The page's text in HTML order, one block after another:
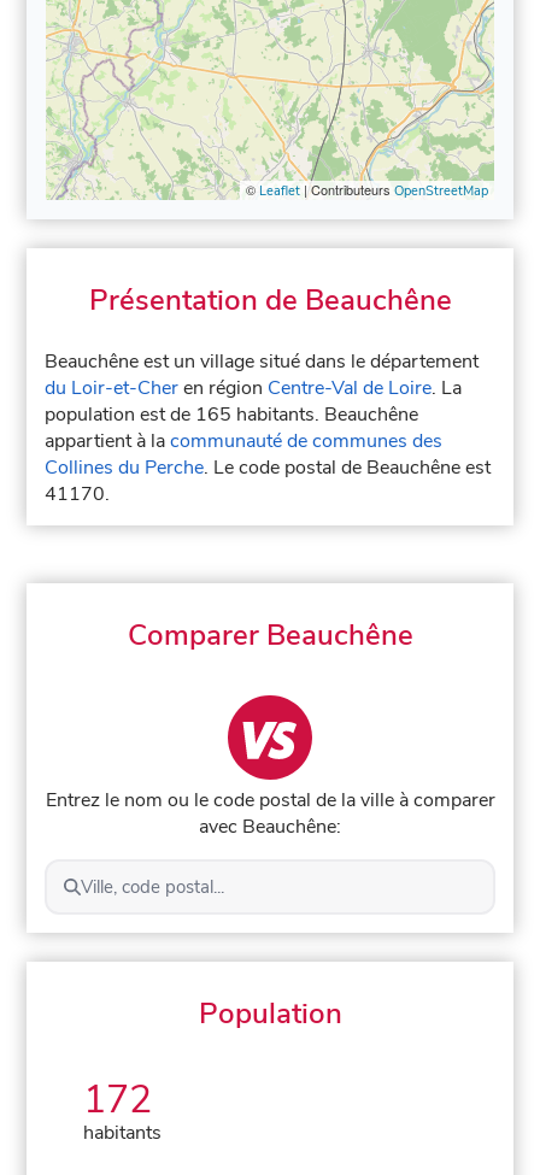
© Leaflet| Contributeurs OpenStreetMap
Présentation de Beauchêne
Beauchêne est un village situé dans le département
du Loir-et-Cheren région Centre-Val de Loire. La
population est de 165 habitants. Beauchêne
appartient à lacommunauté de communes des
Collines du Perche. Le code postal de Beauchêne est
41170.
Comparer Beauchêne
Entrez le nom ou le code postal de la ville à comparer
avec Beauchêne:
Ville, code postal...
Population
172
habitants